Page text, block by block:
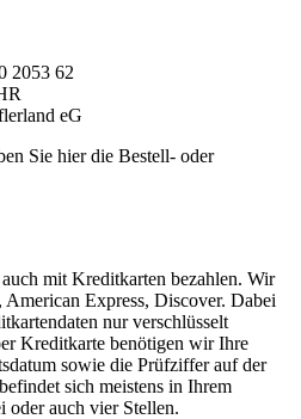
2053 62
eG
Sie hier die Bestell- oder
mit Kreditkarten bezahlen. Wir
Express, Discover. Dabei
nur verschlüsselt
Kreditkarte benötigen wir Ihre
sowie die Prüfziffer auf der
sich meistens in Ihrem
oder auch vier Stellen.